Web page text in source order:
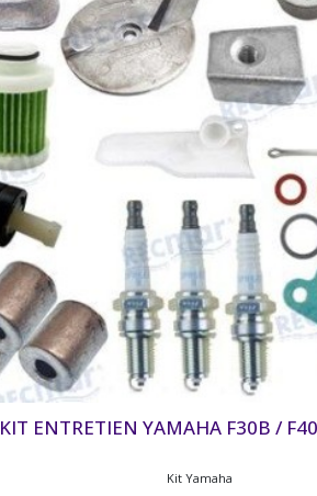
KIT ENTRETIEN YAMAHA F30B /
Kit Yamaha